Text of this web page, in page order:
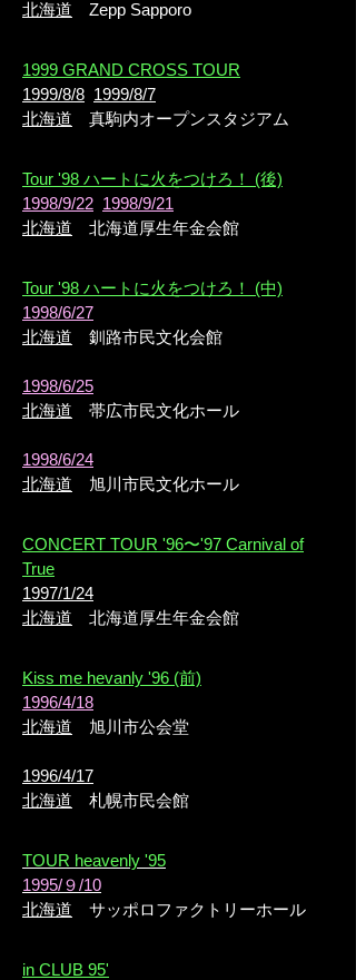
北海道 Zepp Sapporo
1999 GRAND CROSS TOUR
1999/8/8 1999/8/7
北海道 真駒内オープンスタジアム
Tour '98 ハートに火をつけろ！ (後)
1998/9/22 1998/9/21
北海道 北海道厚生年金会館
Tour '98 ハートに火をつけろ！ (中)
1998/6/27
北海道 釧路市民文化会館
1998/6/25
北海道 帯広市民文化ホール
1998/6/24
北海道 旭川市民文化ホール
CONCERT TOUR '96〜'97 Carnival of
True
1997/1/24
北海道 北海道厚生年金会館
Kiss me hevanly '96 (前)
1996/4/18
北海道 旭川市公会堂
1996/4/17
北海道 札幌市民会館
TOUR heavenly '95
1995/９/10
北海道 サッポロファクトリーホール
in CLUB 95'